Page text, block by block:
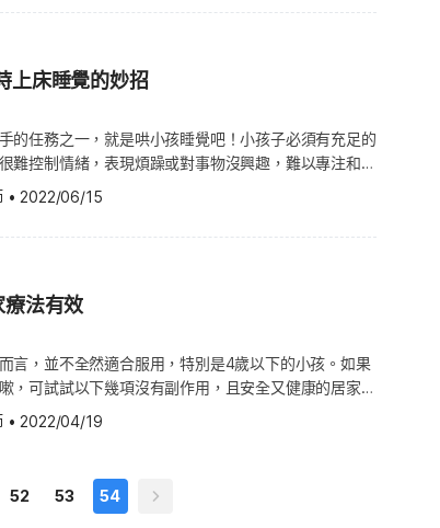
常會燒幾天？ 玫瑰疹發
瑰疹病程。 但若高
醫檢查。 玫瑰疹出疹後多
通常會在1~3天內逐漸
擦藥處理。 出疹後精神
倦，甚至出現短暫嗜
「已經退燒了，但還在
只在紅疹，而是孩子目前
瑰疹傳染力較高的時
可再評估恢復上學 多數
取予求，面對孩子天馬行空的想法，千萬別因為達不到
這種舉動很容易寵壞小孩，讓他們覺得不需要付出任何
，無形中培養出一批批小公主與王子。 爸媽應該讓孩
的重要性，透過一些方法，例如孩子若完成一些家事
收穫。 5. 別受制於小孩發脾氣 做了父母之後，面對小
處變不驚。小孩在公共場合大哭大鬧的場景屢見不鮮，
想要的玩具，不少父母可能因為面子問題，怕正在鬼哭
孩子的無理要求。 一旦父母妥協了，日後類似的場景
被孩子牽著鼻子走。首先，父母要保持冷靜，安靜地將
除了讓小孩發洩情緒，也可透過其他焦點或話題，轉移
水，並善用他們年紀的故事及口吻，告訴他們「禮物不
或乳膏。坦布羅醫師表示，其他類型的療法包含了光照
孩
並且協助孩子培養耐心，告訴他們每次的治療都需要時
以才需要遮掩。 如何在治療期間支持小
影響。 讓小孩有力量戰勝疾病，所以
就隨他的心意吧！ 從小教導孩子有關乾癬
霸凌、被貼標籤，或是有社會退縮的傾向。 Hello
議、診斷或治療。
兒刷牙，預防奶瓶性齲齒 未長牙前，在哺餵
全
請確保嬰兒牙齒有塗覆足夠的氟，
在嬰兒牙齒上，預防奶瓶性齲齒。 嬰兒奶瓶戒不
瓶會導致糖分殘留於牙齒過久，因此循序漸進地讓寶寶
，只提供裝水的奶瓶，裡面
間、避免用奶嘴沾蜂蜜、糖。 在寶寶6個月大
個月大時戒掉奶瓶。 限制每日的果汁分
使用無氟牙膏塗抹於布巾上。
個月大後，可飲用含氟的水加強清潔效果。 （圖片授權：達志影像）
上床睡覺的妙招
的任務之一，就是哄小孩睡覺吧！小孩子必須有充足的
難控制情緒，表現煩躁或對事物沒興趣，難以專注和學
動很重要，如此可培養孩子良好的睡眠習慣並維持睡眠
重要的是建立一個最適合孩子的作息並維持下去。以下
鬆搞定孩子睡好覺。 1. 設定全家的就寢時間 事先與您
固定的睡眠時間，不能縱容讓孩子太晚睡。如果小孩的
上的睡覺流程，而對於年幼的孩子，可用圖表來幫助孩
身為家長最好了解自己的孩子需要多少睡眠時間，如此
時間。不同的年齡和活動量所需要的睡眠時間不同，一
和假日雖可以稍多睡一點，但建議不多於1小時。 3. 例
孩子的生理時鐘就會習慣在固定時間覺得睏了想睡覺。
，來自電子螢幕的光會干擾人體褪黑激素的分泌。褪黑
• 2022/06/15
法有效
言，並不全然適合服用，特別是4歲以下的小孩。如果
，可試試以下幾項沒有副作用，且安全又健康的居家治
營養且有抗菌特性，被許多人視為治療咳嗽和輕微生
一份針對270位1~5歲兒童所做的雙盲研究(Double-
漿安慰劑的兒童，健康的改善更顯著。2007年出刊的小
Archives of Pediatrics and Adolescent Medicine)也
• 2022/04/19
52 53 54